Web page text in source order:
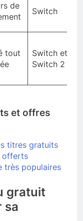
de
Switch
tout
Switch et
Switch 2
et offres
titres gratuits
offerts
très populaires
gratuit
sa